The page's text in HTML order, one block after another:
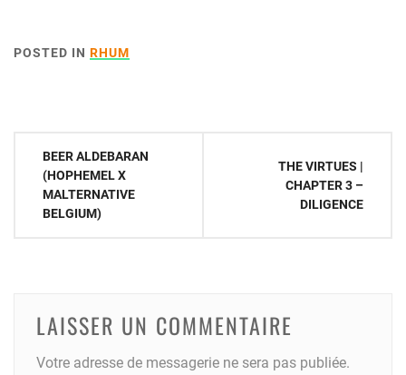
POSTED IN RHUM
Navigation
l’article
BEER ALDEBARAN
(HOPHEMEL X
MALTERNATIVE
BELGIUM)
THE VIRTUES |
CHAPTER 3 –
DILIGENCE
LAISSER UN COMMENTAIRE
Votre adresse de messagerie ne sera pas publiée.